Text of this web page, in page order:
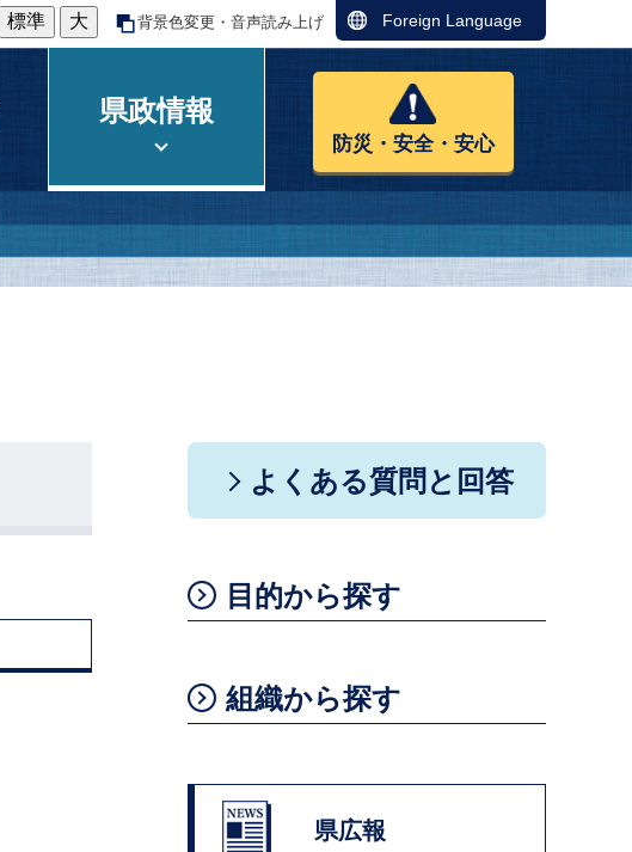
標準 大 背景色変更・音声読み上げ Foreign Language
県政情報
防災・安全・安心
よくある質問と回答
目的から探す
組織から探す
県広報